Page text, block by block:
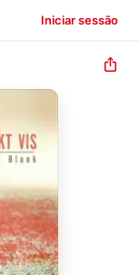
Iniciar sessão